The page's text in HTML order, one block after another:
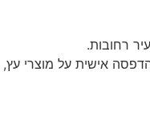
רחובות.
אישית על מוצרי עץ,